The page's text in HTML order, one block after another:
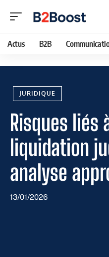
Actus B2B
JURIDIQUE
Risques liés
liquidation
analyse
13/01/2026